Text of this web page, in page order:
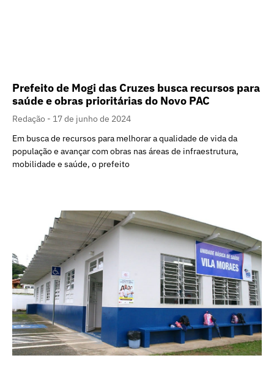
Prefeito de Mogi das Cruzes busca recursos para
saúde e obras prioritárias do Novo PAC
Redação
17 de junho de 2024
Em busca de recursos para melhorar a qualidade de vida da
população e avançar com obras nas áreas de infraestrutura,
mobilidade e saúde, o prefeito